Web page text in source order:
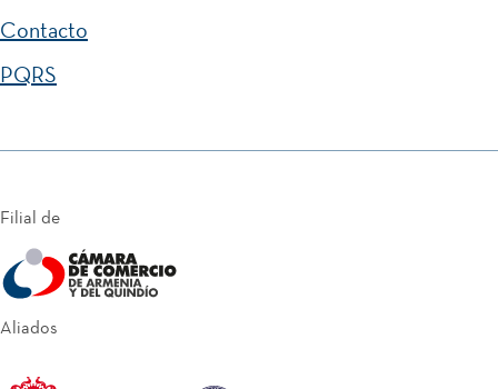
Contacto
PQRS
Filial de
Aliados